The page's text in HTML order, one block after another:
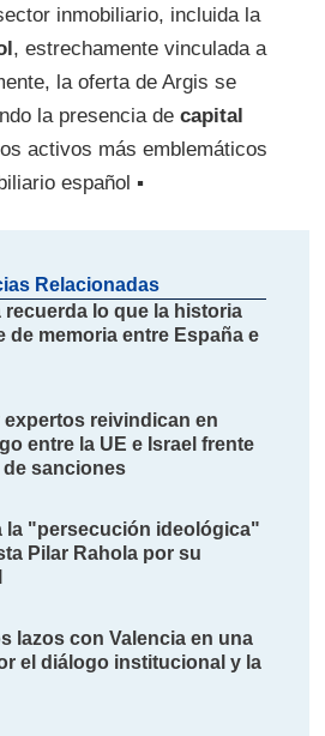
inmobiliario, incluida la
, estrechamente vinculada a
la oferta de Argis se
la presencia de capital
activos más emblemáticos
español ▪
Relacionadas
recuerda lo que la historia
de memoria entre España e
reivindican en
entre la UE e Israel frente
sanciones
la "persecución ideológica"
Pilar Rahola por su
lazos con Valencia en una
el diálogo institucional y la